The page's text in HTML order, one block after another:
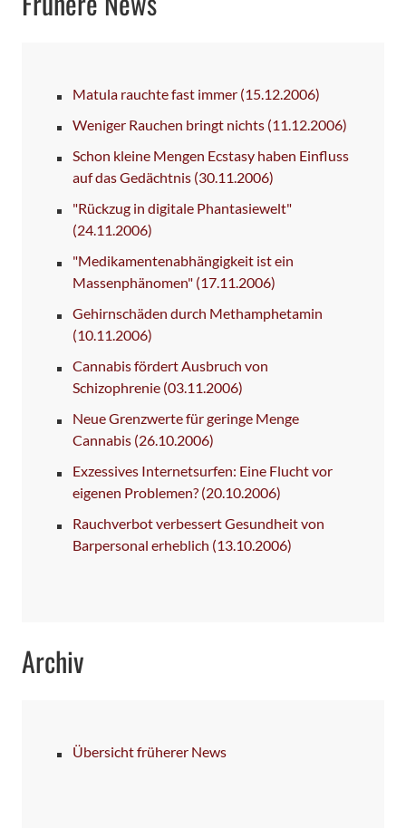
Matula rauchte fast immer (15.12.2006)
Weniger Rauchen bringt nichts (11.12.2006)
Schon kleine Mengen Ecstasy haben Einfluss
auf das Gedächtnis (30.11.2006)
"Rückzug in digitale Phantasiewelt"
(24.11.2006)
"Medikamentenabhängigkeit ist ein
Massenphänomen" (17.11.2006)
Gehirnschäden durch Methamphetamin
(10.11.2006)
Cannabis fördert Ausbruch von
Schizophrenie (03.11.2006)
Neue Grenzwerte für geringe Menge
Cannabis (26.10.2006)
Exzessives Internetsurfen: Eine Flucht vor
eigenen Problemen? (20.10.2006)
Rauchverbot verbessert Gesundheit von
Barpersonal erheblich (13.10.2006)
Archiv
Übersicht früherer News